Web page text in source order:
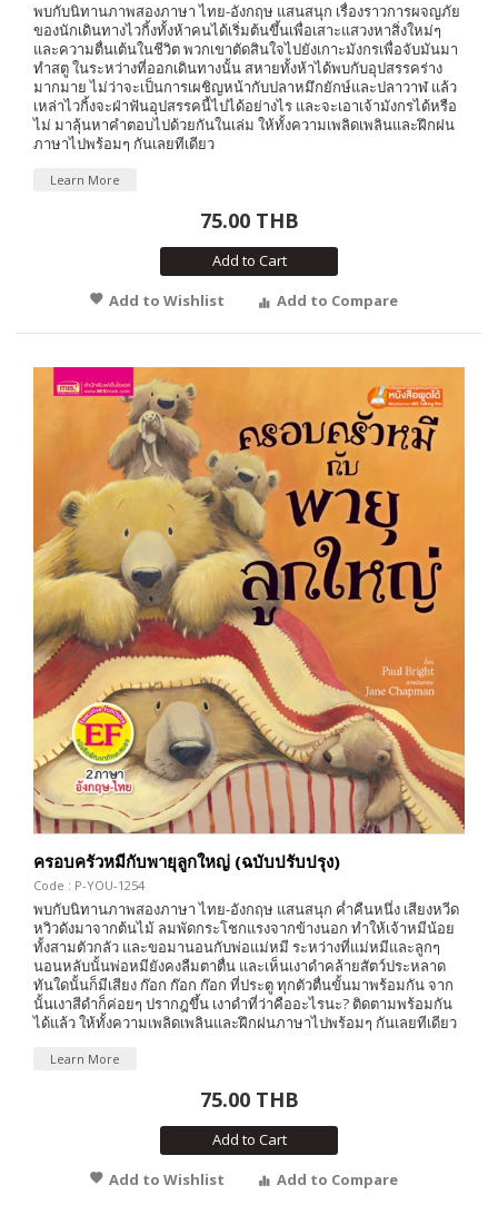
พบกับนิทานภาพสองภาษา ไทย-อังกฤษ แสนสนุก เรื่องราวการผจญภัย
ของนักเดินทางไวกิ้งทั้งห้าคนได้เริ่มต้นขึ้นเพื่อเสาะแสวงหาสิ่งใหม่ๆ
และความตื่นเต้นในชีวิต พวกเขาตัดสินใจไปยังเกาะมังกรเพื่อจับมันมา
ทำสตู ในระหว่างที่ออกเดินทางนั้น สหายทั้งห้าได้พบกับอุปสรรคร่าง
มากมาย ไม่ว่าจะเป็นการเผชิญหน้ากับปลาหมึกยักษ์และปลาวาฬ แล้ว
เหล่าไวกิ้งจะฝ่าฟันอุปสรรคนี้ไปได้อย่างไร และจะเอาเจ้ามังกรได้หรือ
ไม่ มาลุ้นหาคำตอบไปด้วยกันในเล่ม ให้ทั้งความเพลิดเพลินและฝึกฝน
ภาษาไปพร้อมๆ กันเลยทีเดียว
Learn More
75.00 THB
Add to Cart
Add to Wishlist
Add to Compare
ครอบครัวหมีกับพายุลูกใหญ่ (ฉบับปรับปรุง)
Code : P-YOU-1254
พบกับนิทานภาพสองภาษา ไทย-อังกฤษ แสนสนุก ค่ำคืนหนึ่ง เสียงหวีด
หวิวดังมาจากต้นไม้ ลมพัดกระโชกแรงจากข้างนอก ทำให้เจ้าหมีน้อย
ทั้งสามตัวกลัว และขอมานอนกับพ่อแม่หมี ระหว่างที่แม่หมีและลูกๆ
นอนหลับนั้นพ่อหมียังคงลืมตาตื่น และเห็นเงาดำคล้ายสัตว์ประหลาด
ทันใดนั้นก็มีเสียง ก๊อก ก๊อก ก๊อก ที่ประตู ทุกตัวตื่นขั้นมาพร้อมกัน จาก
นั้นเงาสีดำก็ค่อยๆ ปรากฎขึ้น เงาดำที่ว่าคืออะไรนะ? ติดตามพร้อมกัน
ได้แล้ว ให้ทั้งความเพลิดเพลินและฝึกฝนภาษาไปพร้อมๆ กันเลยทีเดียว
Learn More
75.00 THB
Add to Cart
Add to Wishlist
Add to Compare